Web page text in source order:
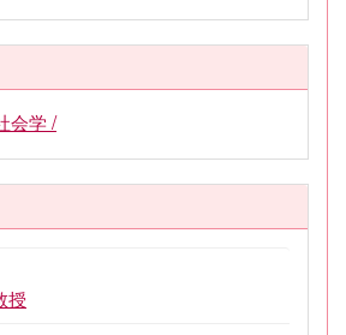
会学 /
授